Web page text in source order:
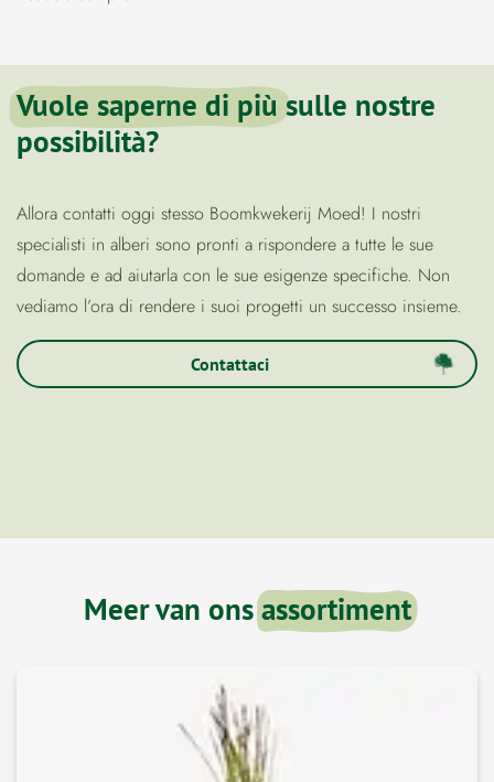
Vuole saperne di più sulle nostre
possibilità?
Allora contatti oggi stesso Boomkwekerij Moed! I nostri
specialisti in alberi sono pronti a rispondere a tutte le sue
domande e ad aiutarla con le sue esigenze specifiche. Non
vediamo l’ora di rendere i suoi progetti un successo insieme.
Contattaci
Meer van onsassortiment